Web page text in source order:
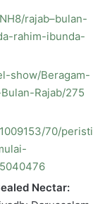
rajab–bulan-
rahim-ibunda-
show/Beragam-
Rajab/275
70/peristi
Nectar: